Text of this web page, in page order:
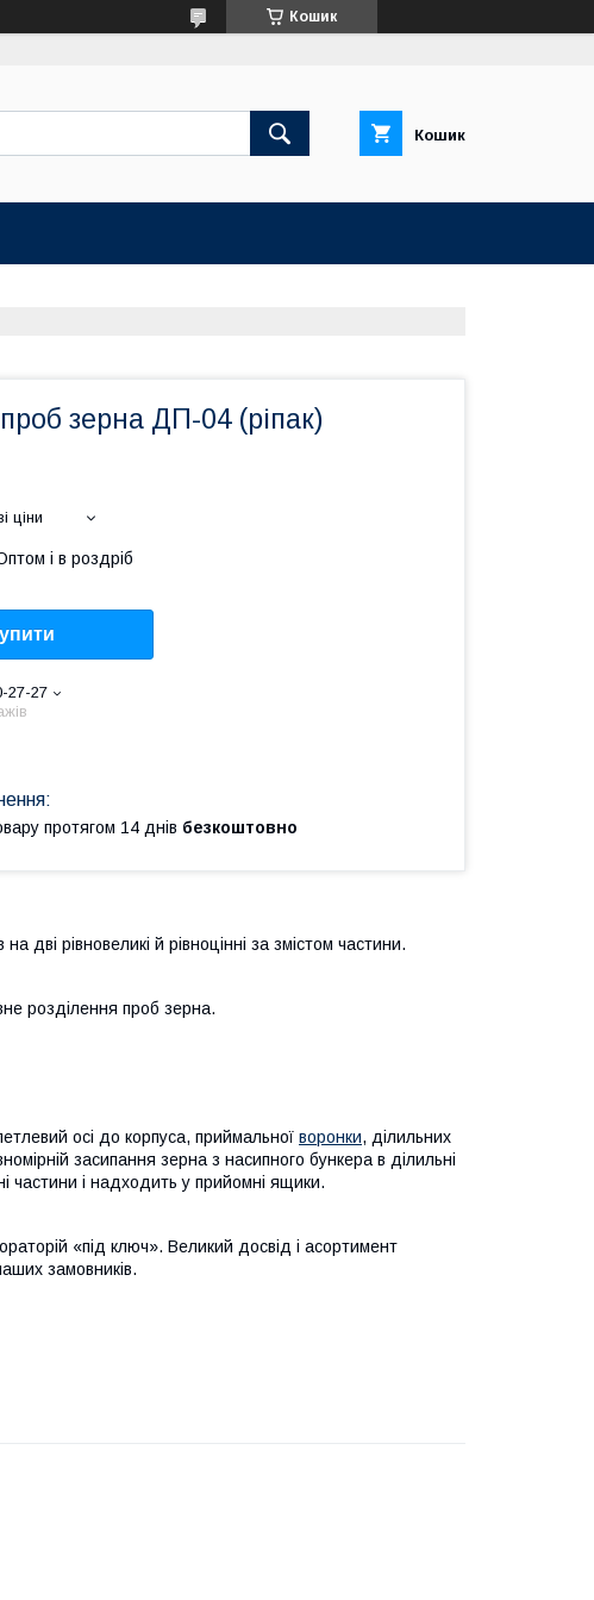
Кошик
Кошик
зерна ДП-04 (ріпак)
ціни
і в роздріб
27-27
протягом 14 днів безкоштовно
дві рівновеликі й рівноцінні за змістом частини.
розділення проб зерна.
осі до корпуса, приймальної воронки, ділильних
засипання зерна з насипного бункера в ділильні
частини і надходить у прийомні ящики.
«під ключ». Великий досвід і асортимент
замовників.